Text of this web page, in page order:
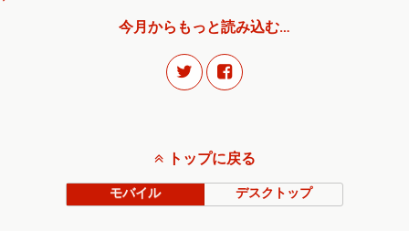
今月からもっと読み込む…
トップに戻る
モバイル デスクトップ